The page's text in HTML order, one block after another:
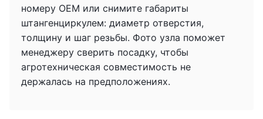
номеру OEM или снимите габариты
штангенциркулем: диаметр отверстия,
толщину и шаг резьбы. Фото узла поможет
менеджеру сверить посадку, чтобы
агротехническая совместимость не
держалась на предположениях.